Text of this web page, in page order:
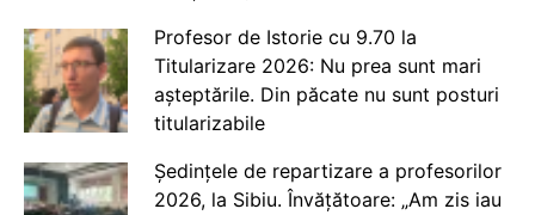
Profesor de Istorie cu 9.70 la
Titularizare 2026: Nu prea sunt mari
așteptările. Din păcate nu sunt posturi
titularizabile
Ședințele de repartizare a profesorilor
2026, la Sibiu. Învățătoare: „Am zis iau